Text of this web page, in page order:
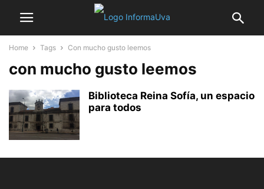
Home Tags Con mucho gusto leemos
con mucho gusto leemos
Biblioteca Reina Sofía, un espacio
para todos